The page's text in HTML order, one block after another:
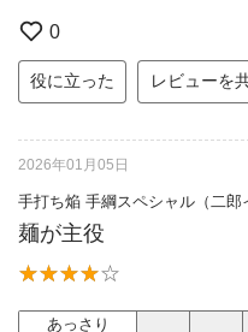
0
役に立った レビューを
2026年01月05日
手打ち焔 手綱スペシャル（二郎
麺が主役
あっさり